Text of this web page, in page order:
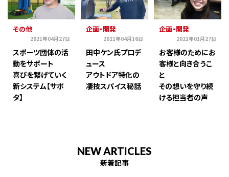
その他
2021年04月27日
スポーツ団体の活
動をサポート
喜びを繋げていく
新システム【サポ
タ】
企画・開発
2021年04月16日
田中ケン氏プロデ
ュース
アウトドア特化の
凄技スパイス秘話
企画・開発
2021年01月27日
お客様のためにお
客様と向き合うこ
と
その想いを守り続
ける担当者の声
NEW ARTICLES
新着記事